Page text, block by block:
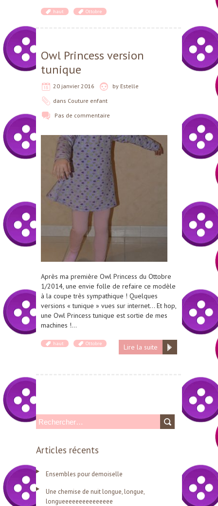
haut Ottobre
Owl Princess version
tunique
20 janvier 2016 by Estelle
dans Couture enfant
Pas de commentaire
Après ma première Owl Princess du Ottobre
1/2014, une envie folle de refaire ce modèle
à la coupe très sympathique ! Quelques
versions « tunique » vues sur internet… Et hop,
une Owl Princess tunique est sortie de mes
machines !…
Lire la suite
haut Ottobre
R
c
r
Articles récents
Ensembles pour demoiselle
Une chemise de nuit longue, longue,
longueeeeeeeeeeeeeee